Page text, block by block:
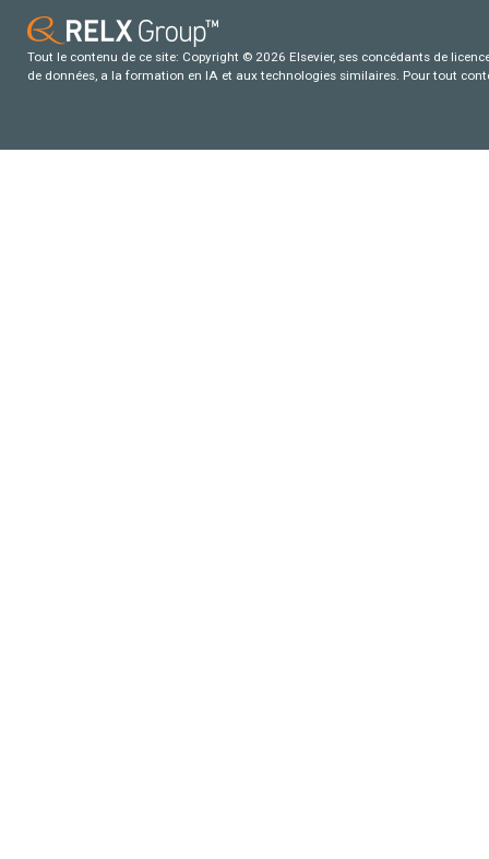
Tout le contenu de ce site: Copyright © 2026 Elsevier, ses concédants de
de données, a la formation en IA et aux technologies similaires. Pour tout